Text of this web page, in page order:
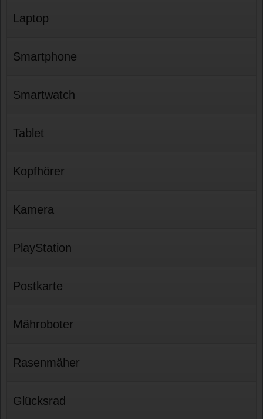
Laptop
Smartphone
Smartwatch
Tablet
Kopfhörer
Kamera
PlayStation
Postkarte
Mähroboter
Rasenmäher
Glücksrad